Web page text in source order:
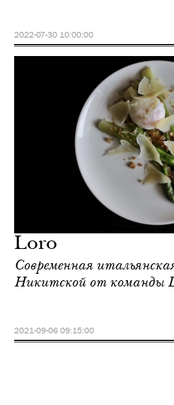
2022-07-30 10:00:00
Loro
Современная
Никитской от команды
2021-09-06 09:15:00
жизнь